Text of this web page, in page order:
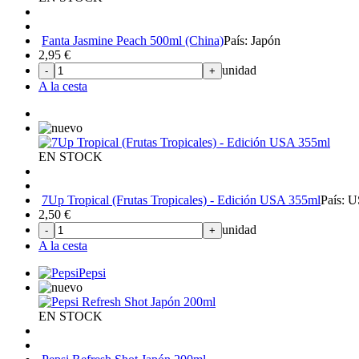
Fanta Jasmine Peach 500ml (China)País: Japón
2,95 €
- + unidad
A la cesta
EN STOCK
7Up Tropical (Frutas Tropicales) - Edición USA 355mlPaís:
2,50 €
- + unidad
A la cesta
Pepsi
EN STOCK